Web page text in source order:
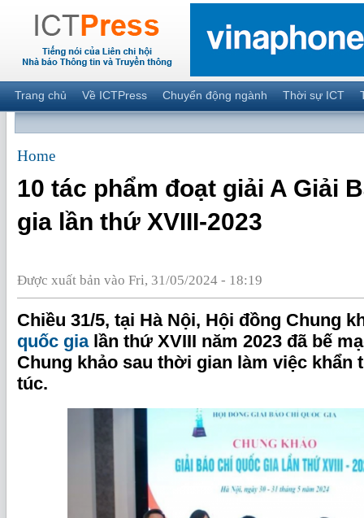
Trang chủ Về ICTPress Chuyển động ngành Thời sự ICT
Home
10 tác phẩm đoạt giải A Giải
gia lần thứ XVIII-2023
Được xuất bản vào Fri, 31/05/2024 - 18:19
Chiều 31/5, tại Hà Nội, Hội đồng Chung
quốc gialần thứ XVIII năm 2023 đã bế
Chung khảo sau thời gian làm việc khẩn
túc.